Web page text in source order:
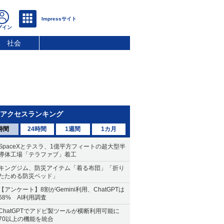
社会
アクセスランキング
間 24時間 1週間 1カ月
とテスラ、1億平方フィートの超大型半
体工場「テラファブ」着工
ングジム、防災アイテム「着る布団」「折り
ためる防災ベッド」
アンケート】8割がGemini利用、ChatGPTは
AI利用調査
でアドビ製ツールが横断利用可能に
以上の機能を統合